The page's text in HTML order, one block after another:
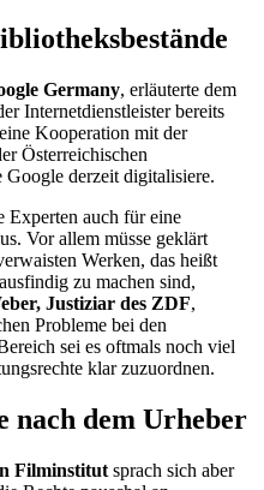
Germany, erläuterte dem
Internetdienstleister bereits
Kooperation mit der
Österreichischen
Google derzeit digitalisiere.
Experten auch für eine
Vor allem müsse geklärt
Werken, das heißt
zu machen sind,
Justiziar des ZDF,
Probleme bei den
sei es oftmals noch viel
klar zuzuordnen.
nach dem Urheber
Filminstitut sprach sich aber